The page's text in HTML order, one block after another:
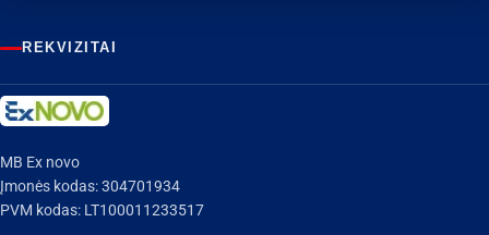
REKVIZITAI
MB Ex novo
Įmonės kodas: 304701934
PVM kodas: LT100011233517